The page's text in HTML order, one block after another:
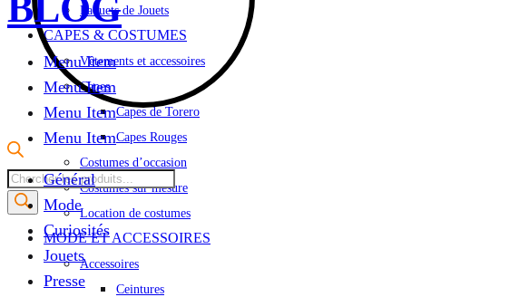
Paquets de Jouets
CAPES & COSTUMES
Vêtements et accessoires
Capes
Capes de Torero
Capes Rouges
Costumes d’occasion
Costumes sur mesure
Location de costumes
MODE ET ACCESSOIRES
Accessoires
Ceintures
Recherche
de
produits
Menu Item
Menu Item
Menu Item
Menu Item
Général
Mode
Curiosités
Jouets
Presse